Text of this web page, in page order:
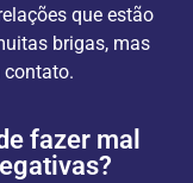
que estão
brigas, mas
contato.
fazer mal